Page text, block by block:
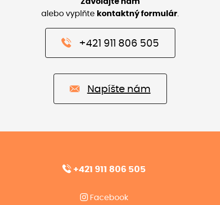
alebo vyplňte kontaktný formulár
+421 911 806 505
Napíšte nám
+421 911 806 505
Facebook